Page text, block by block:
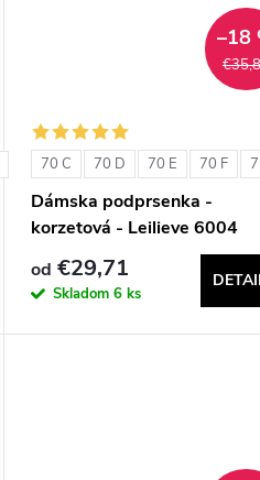
–18
70 C 70 D 70 E 70 F
Dámska podprsenka -
korzetová - Leilieve 6004
od €29,71
Skladom 6 ks